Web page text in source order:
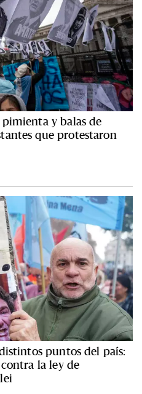
y balas de
que protestaron
puntos del país:
la ley de